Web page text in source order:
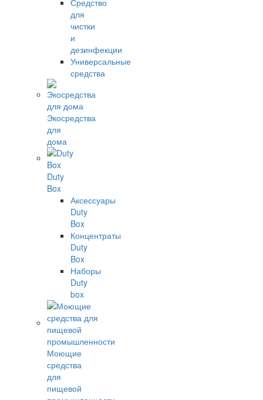
Средство
для
чистки
и
дезинфекции
Универсальные
средства
Экосредства
для
дома
Duty
Box
Аксессуары
Duty
Box
Концентраты
Duty
Box
Наборы
Duty
box
Моющие
средства
для
пищевой